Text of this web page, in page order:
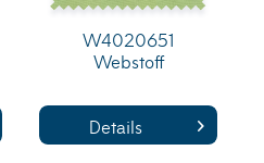
W4020651
Webstoff
Details